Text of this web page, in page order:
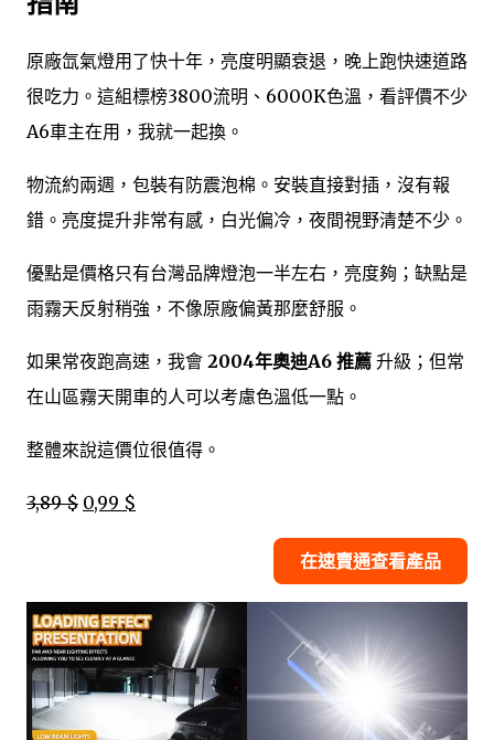
原廠氙氣燈用了快十年，亮度明顯衰退，晚上跑快速道路
很吃力。這組標榜3800流明、6000K色溫，看評價不少
A6車主在用，我就一起換。
物流約兩週，包裝有防震泡棉。安裝直接對插，沒有報
錯。亮度提升非常有感，白光偏冷，夜間視野清楚不少。
優點是價格只有台灣品牌燈泡一半左右，亮度夠；缺點是
雨霧天反射稍強，不像原廠偏黃那麼舒服。
如果常夜跑高速，我會 2004年奧迪A6 推薦 升級；但常
在山區霧天開車的人可以考慮色溫低一點。
整體來說這價位很值得。
3,89 $ 0,99 $
在速賣通查看產品